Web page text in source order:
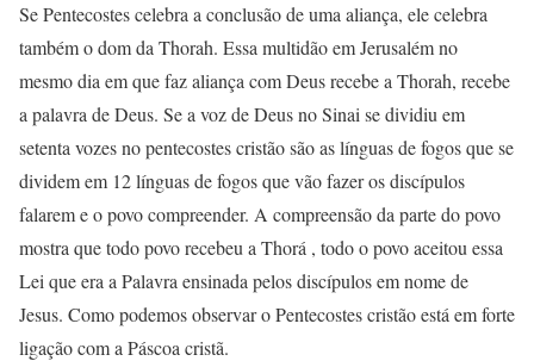
Se Pentecostes celebra a conclusão de uma aliança, ele celebra
também o dom da Thorah. Essa multidão em Jerusalém no
mesmo dia em que faz aliança com Deus recebe a Thorah, recebe
a palavra de Deus. Se a voz de Deus no Sinai se dividiu em
setenta vozes no pentecostes cristão são as línguas de fogos que se
dividem em 12 línguas de fogos que vão fazer os discípulos
falarem e o povo compreender. A compreensão da parte do povo
mostra que todo povo recebeu a Thorá , todo o povo aceitou essa
Lei que era a Palavra ensinada pelos discípulos em nome de
Jesus. Como podemos observar o Pentecostes cristão está em forte
ligação com a Páscoa cristã.